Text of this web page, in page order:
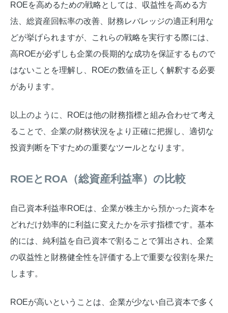
ROEを高めるための戦略としては、収益性を高める方
法、総資産回転率の改善、財務レバレッジの適正利用な
どが挙げられますが、これらの戦略を実行する際には、
高ROEが必ずしも企業の長期的な成功を保証するもので
はないことを理解し、ROEの数値を正しく解釈する必要
があります。
以上のように、ROEは他の財務指標と組み合わせて考え
ることで、企業の財務状況をより正確に把握し、適切な
投資判断を下すための重要なツールとなります。
ROEとROA（総資産利益率）の比較
自己資本利益率ROEは、企業が株主から預かった資本を
どれだけ効率的に利益に変えたかを示す指標です。基本
的には、純利益を自己資本で割ることで算出され、企業
の収益性と財務健全性を評価する上で重要な役割を果た
します。
ROEが高いということは、企業が少ない自己資本で多く